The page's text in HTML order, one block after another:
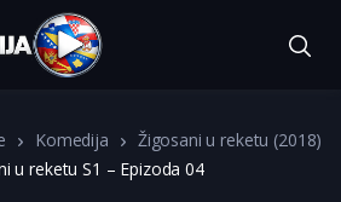
Komedija
Žigosani u reketu (2018)
u reketu S1 – Epizoda 04